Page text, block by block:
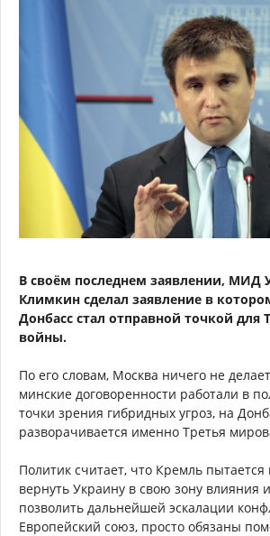
В своём последнем заявлении, МИД
Климкин сделал заявление в
Донбасс стал отправной точкой для
войны.
По его словам, Москва ничего не
минские договоренности работали в
точки зрения гибридных угроз, на
разворачивается именно Третья
Политик считает, что Кремль
вернуть Украину в свою зону влияния
позволить дальнейшей эскалации
Европейский союз, просто обязаны